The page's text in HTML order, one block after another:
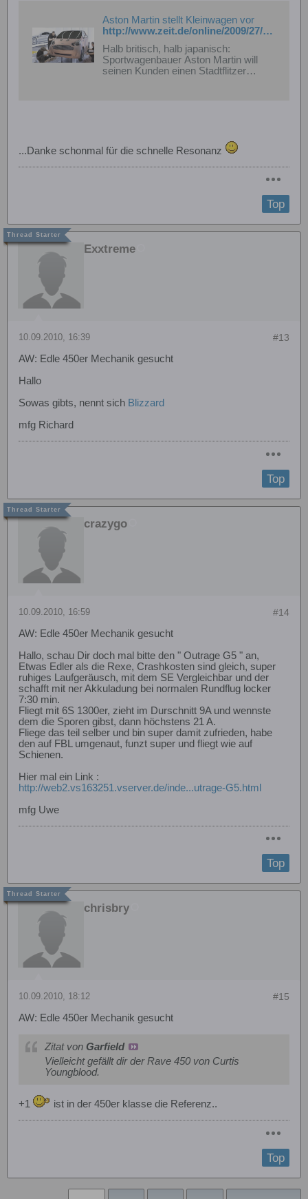
Aston Martin stellt Kleinwagen vor
http://www.zeit.de/online/2009/27/auto-aston-iq
Halb britisch, halb japanisch:
Sportwagenbauer Aston Martin will
seinen Kunden einen Stadtflitzer
...Danke schonmal für die schnelle Resonanz
Top
Exxtreme
#13
10.09.2010, 16:39
AW: Edle 450er Mechanik gesucht
Hallo
Sowas gibts, nennt sich Blizzard
mfg Richard
Top
crazygo
#14
10.09.2010, 16:59
AW: Edle 450er Mechanik gesucht
Hallo, schau Dir doch mal bitte den " Outrage G5 " an,
Etwas Edler als die Rexe, Crashkosten sind gleich, super
ruhiges Laufgeräusch, mit dem SE Vergleichbar und der
schafft mit ner Akkuladung bei normalen Rundflug locker
7:30 min.
Fliegt mit 6S 1300er, zieht im Durschnitt 9A und wennste
dem die Sporen gibst, dann höchstens 21 A.
Fliege das teil selber und bin super damit zufrieden, habe
den auf FBL umgenaut, funzt super und fliegt wie auf
Schienen.
Hier mal ein Link :
http://web2.vs163251.vserver.de/inde...utrage-G5.html
mfg Uwe
Top
chrisbry
#15
10.09.2010, 18:12
AW: Edle 450er Mechanik gesucht
Zitat von Garfield
Vielleicht gefällt dir der Rave 450 von Curtis
Youngblood.
+1 ist in der 450er klasse die Referenz..
Top